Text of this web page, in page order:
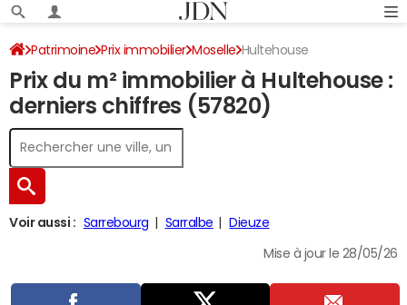
Patrimoine Prix immobilier Moselle Hultehouse
Prix du m² immobilier à Hultehouse :
derniers chiffres (57820)
Voir aussi : Sarrebourg Sarralbe Dieuze
Mise à jour le 28/05/26